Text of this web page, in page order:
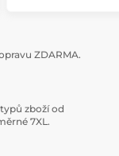
ZDARMA.
zboží od
7XL.